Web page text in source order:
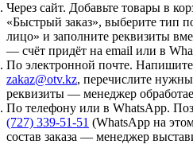
Через сайт. Добавьте товары в
«Быстрый заказ», выберите тип
лицо» и заполните реквизиты
— счёт придёт на email или в
По электронной почте. Напишите
zakaz@otv.kz, перечислите
реквизиты — менеджер
По телефону или в WhatsApp.
(727) 339-51-51 (WhatsApp на
состав заказа — менеджер